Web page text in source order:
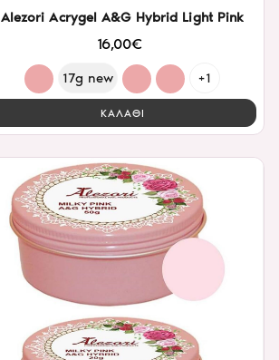
Alezori Acrygel A&G Hybrid Light Pink
16,00€
17g new +1
ΚΑΛΑΘΙ